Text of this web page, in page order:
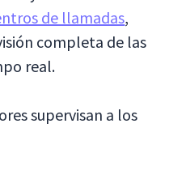
de llamadas,
completa de las
real.
supervisan a los